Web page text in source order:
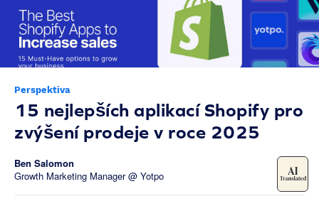
Perspektiva
15 nejlepších aplikací Shopify pro
zvýšení prodeje v roce 2025
Ben Salomon
Growth Marketing Manager @ Yotpo